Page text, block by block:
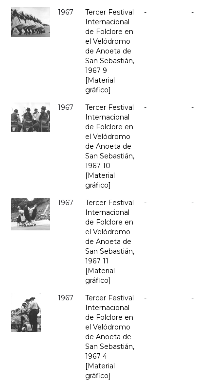
1967
Tercer Festival
Internacional
de Folclore en
el Velódromo
de Anoeta de
San Sebastián,
1967 9
[Material
gráfico]
- -
1967
Tercer Festival
Internacional
de Folclore en
el Velódromo
de Anoeta de
San Sebastián,
1967 10
[Material
gráfico]
- -
1967
Tercer Festival
Internacional
de Folclore en
el Velódromo
de Anoeta de
San Sebastián,
1967 11
[Material
gráfico]
- -
1967
Tercer Festival
Internacional
de Folclore en
el Velódromo
de Anoeta de
San Sebastián,
1967 4
[Material
gráfico]
- -